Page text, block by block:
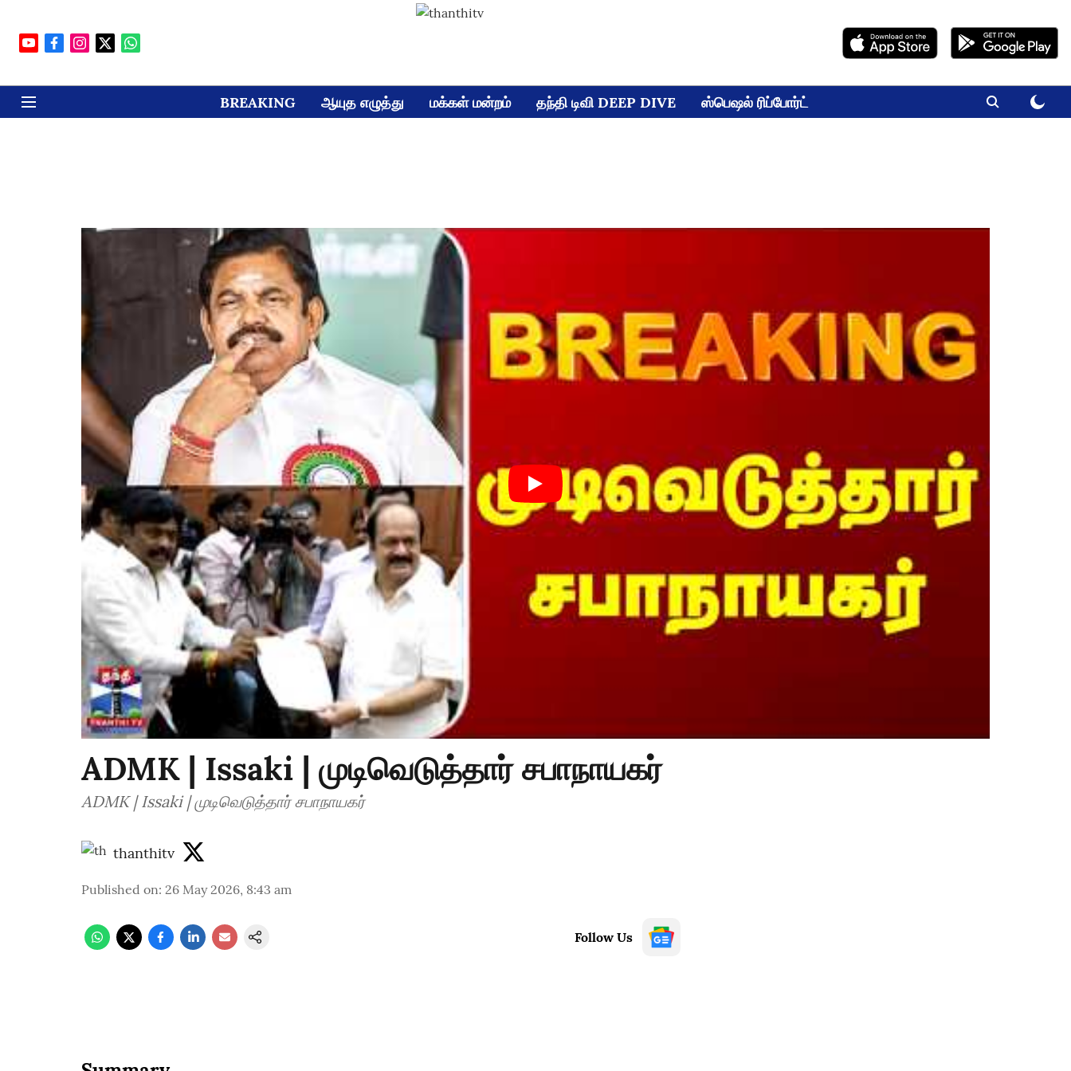
BREAKING ஆயுத எழுத்து மக்கள் மன்றம் தந்தி டிவி DEEP DIVE ஸ்பெஷல் ரிப்போர்ட்
ADMK | Issaki | முடிவெடுத்தார் சபாநாயகர்
ADMK | Issaki | முடிவெடுத்தார் சபாநாயகர்
thanthitv
Published on: 26 May 2026, 8:43 am
Follow Us